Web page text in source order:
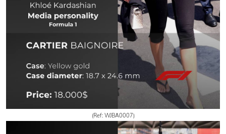
(Ref: WJBA0007)